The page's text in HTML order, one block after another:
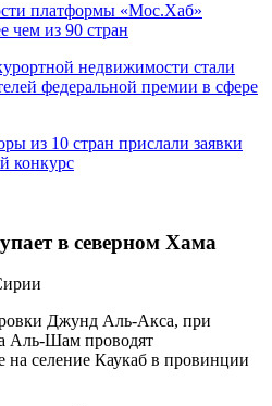
платформы «Мос.Хаб»
чем из 90 стран
недвижимости стали
федеральной премии в сфере
из 10 стран прислали заявки
конкурс
в северном Хама
Джунд Аль-Акса, при
Аль-Шам проводят
на селение Каукаб в провинции